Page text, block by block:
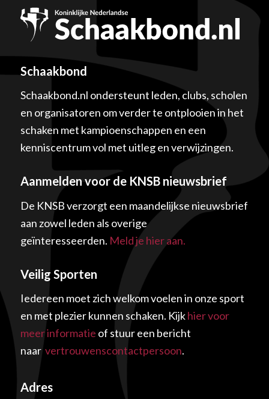
Schaakbond
Schaakbond.nl ondersteunt leden, clubs, scholen
en organisatoren om verder te ontplooien in het
schaken met kampioenschappen en een
kenniscentrum vol met uitleg en verwijzingen.
Aanmelden voor de KNSB nieuwsbrief
De KNSB verzorgt een maandelijkse nieuwsbrief
aan zowel leden als overige
geïnteresseerden. Meld je hier aan.
Veilig Sporten
Iedereen moet zich welkom voelen in onze sport
en met plezier kunnen schaken. Kijkhier voor
meer informatie of stuur een bericht
naarvertrouwenscontactpersoon.
Adres